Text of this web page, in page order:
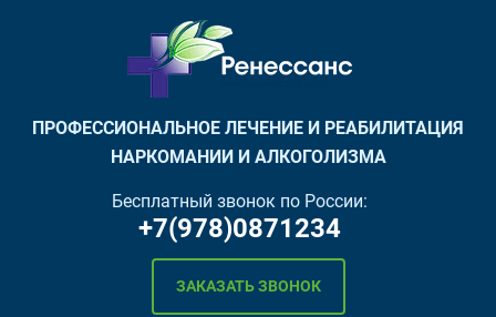
ПРОФЕССИОНАЛЬНОЕ ЛЕЧЕНИЕ И РЕАБИЛИТАЦИЯ
НАРКОМАНИИ И АЛКОГОЛИЗМА
Бесплатный звонок по России:
+7(978)0871234
ЗАКАЗАТЬ ЗВОНОК